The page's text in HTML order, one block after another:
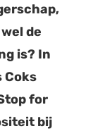
de
is? In
Coks
for
bij